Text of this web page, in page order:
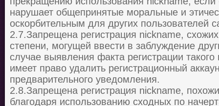
нарушает общепринятые моральные и
оскорбительным для других пользователей
2.7.Запрещена регистрация nickname,
степени, могущей ввести в заблуждение
случае выявления факта регистрации
имеет право удалить регистрационный
предварительного уведомления.
2.8.Запрещена регистрация nickname,
благодаря использованию сходных по